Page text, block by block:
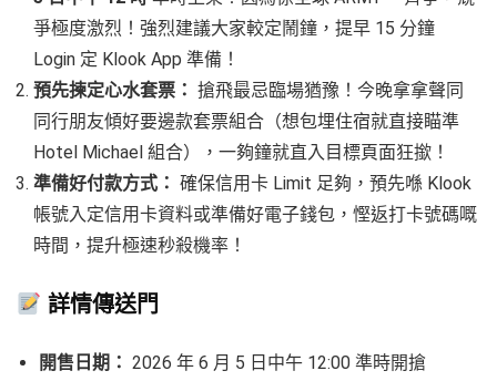
爭極度激烈！強烈建議大家較定鬧鐘，提早 15 分鐘
Login 定 Klook App 準備！
預先揀定心水套票： 搶飛最忌臨場猶豫！今晚拿拿聲同
同行朋友傾好要邊款套票組合（想包埋住宿就直接瞄準
Hotel Michael 組合），一夠鐘就直入目標頁面狂撳！
準備好付款方式： 確保信用卡 Limit 足夠，預先喺 Klook
帳號入定信用卡資料或準備好電子錢包，慳返打卡號碼嘅
時間，提升極速秒殺機率！
詳情傳送門
開售日期： 2026 年 6 月 5 日中午 12:00 準時開搶